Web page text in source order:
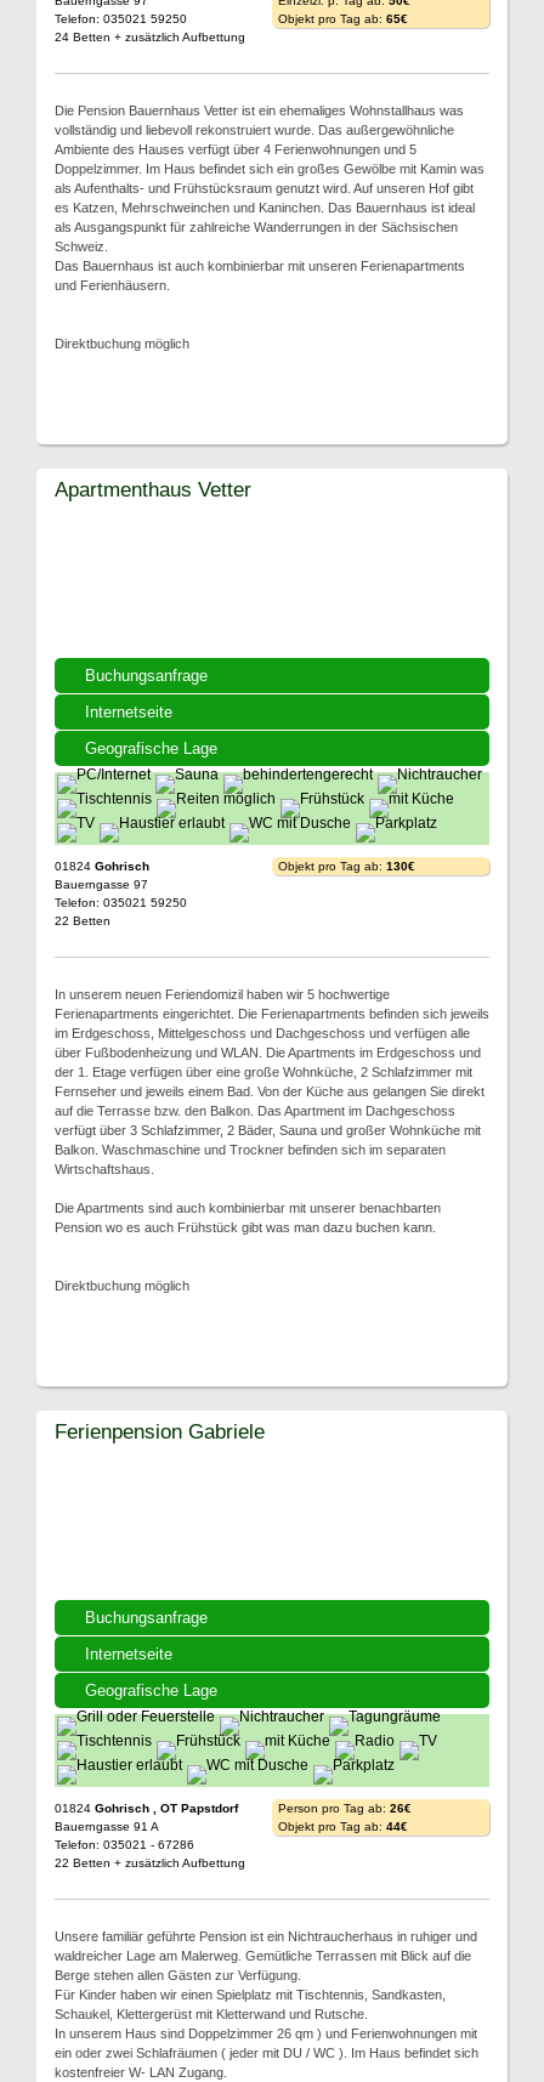
Telefon: 035021 59250
24 Betten + zusätzlich Aufbettung
Objekt pro Tag ab: 65€
Die Pension Bauernhaus Vetter ist ein ehemaliges Wohnstallhaus was
vollständig und liebevoll rekonstruiert wurde. Das außergewöhnliche
Ambiente des Hauses verfügt über 4 Ferienwohnungen und 5
Doppelzimmer. Im Haus befindet sich ein großes Gewölbe mit Kamin was
als Aufenthalts- und Frühstücksraum genutzt wird. Auf unseren Hof gibt
es Katzen, Mehrschweinchen und Kaninchen. Das Bauernhaus ist ideal
als Ausgangspunkt für zahlreiche Wanderrungen in der Sächsischen
Schweiz.
Das Bauernhaus ist auch kombinierbar mit unseren Ferienapartments
und Ferienhäusern.
Direktbuchung möglich
Buchungsanfrage
Internetseite
Geografische Lage
Apartmenthaus Vetter
01824 Gohrisch
Bauerngasse 97
Telefon: 035021 59250
22 Betten
Objekt pro Tag ab: 130€
In unserem neuen Feriendomizil haben wir 5 hochwertige
Ferienapartments eingerichtet. Die Ferienapartments befinden sich jeweils
im Erdgeschoss, Mittelgeschoss und Dachgeschoss und verfügen alle
über Fußbodenheizung und WLAN. Die Apartments im Erdgeschoss und
der 1. Etage verfügen über eine große Wohnküche, 2 Schlafzimmer mit
Fernseher und jeweils einem Bad. Von der Küche aus gelangen Sie direkt
auf die Terrasse bzw. den Balkon. Das Apartment im Dachgeschoss
verfügt über 3 Schlafzimmer, 2 Bäder, Sauna und großer Wohnküche mit
Balkon. Waschmaschine und Trockner befinden sich im separaten
Wirtschaftshaus.
Die Apartments sind auch kombinierbar mit unserer benachbarten
Pension wo es auch Frühstück gibt was man dazu buchen kann.
Direktbuchung möglich
Buchungsanfrage
Internetseite
Geografische Lage
Ferienpension Gabriele
01824 Gohrisch , OT Papstdorf
Bauerngasse 91 A
Telefon: 035021 - 67286
22 Betten + zusätzlich Aufbettung
Person pro Tag ab: 26€
Objekt pro Tag ab: 44€
Unsere familiär geführte Pension ist ein Nichtraucherhaus in ruhiger und
waldreicher Lage am Malerweg. Gemütliche Terrassen mit Blick auf die
Berge stehen allen Gästen zur Verfügung.
Für Kinder haben wir einen Spielplatz mit Tischtennis, Sandkasten,
Schaukel, Klettergerüst mit Kletterwand und Rutsche.
In unserem Haus sind Doppelzimmer 26 qm ) und Ferienwohnungen mit
ein oder zwei Schlafräumen ( jeder mit DU / WC ). Im Haus befindet sich
kostenfreier W- LAN Zugang.